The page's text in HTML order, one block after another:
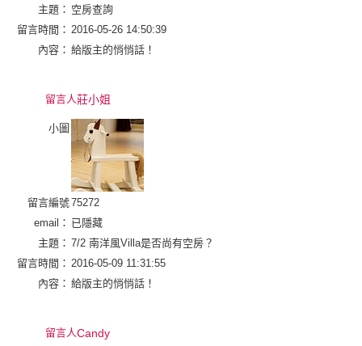
主題： 空房查詢
留言時間： 2016-05-26 14:50:39
內容： 給版主的悄悄話！
留言人莊小姐
小圖
留言編號75272
email： 已隱藏
主題： 7/2 南洋風Villa是否尚有空房？
留言時間： 2016-05-09 11:31:55
內容： 給版主的悄悄話！
留言人Candy